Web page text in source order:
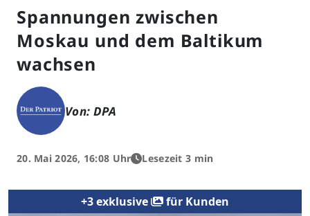
Spannungen zwischen
Moskau und dem Baltikum
wachsen
Von: DPA
20. Mai 2026, 16:08 Uhr Lesezeit 3 min
+3 exklusive für Kunden